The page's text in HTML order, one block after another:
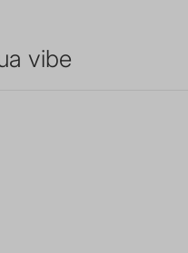
vibe